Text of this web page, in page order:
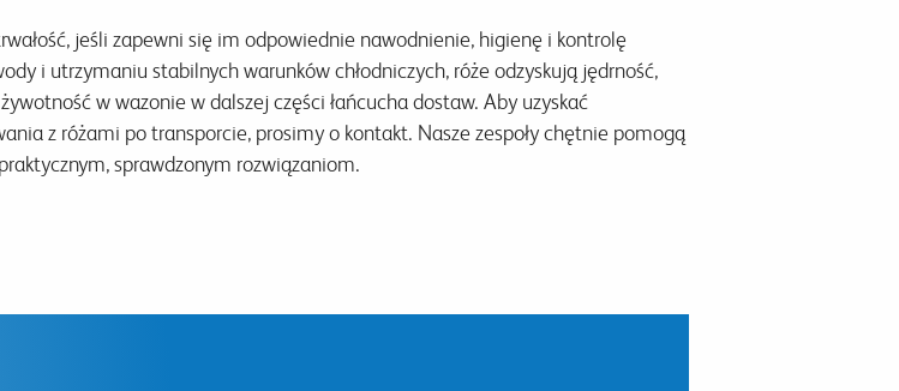
jeśli zapewni się im odpowiednie nawodnienie, higienę i kontrolę
i utrzymaniu stabilnych warunków chłodniczych, róże odzyskują jędrność,
w wazonie w dalszej części łańcucha dostaw. Aby uzyskać
z różami po transporcie, prosimy o kontakt. Nasze zespoły chętnie pomogą
sprawdzonym rozwiązaniom.